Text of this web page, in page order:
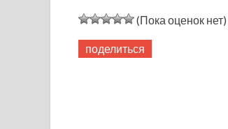
(Пока оценок нет)
поделиться